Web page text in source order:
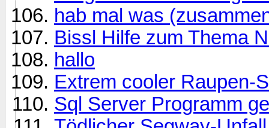
hab mal was
Bissl Hilfe zum Thema
hallo
Extrem cooler Raupen-
Sql Server Programm